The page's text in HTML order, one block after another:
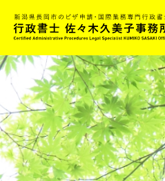
Home